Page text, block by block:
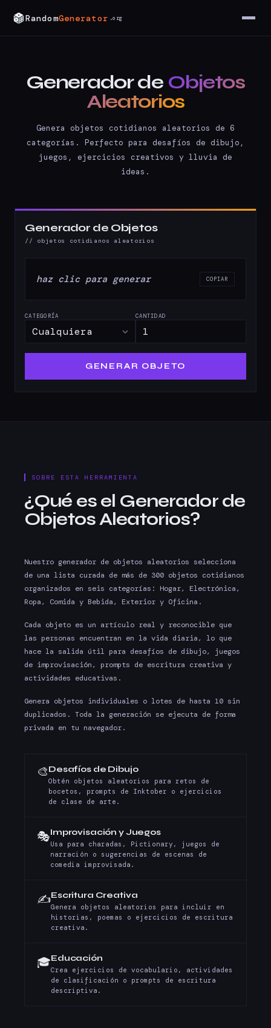
RandomGenerator .org
Generador de Objetos
Aleatorios
Genera objetos cotidianos aleatorios de 6
categorías. Perfecto para desafíos de dibujo,
juegos, ejercicios creativos y lluvia de
ideas.
Generador de Objetos
// objetos cotidianos aleatorios
haz clic para generar COPIAR
CATEGORÍA CANTIDAD
GENERAR OBJETO
SOBRE ESTA HERRAMIENTA
¿Qué es el Generador de
Objetos Aleatorios?
Nuestro generador de objetos aleatorios selecciona
de una lista curada de más de 300 objetos cotidianos
organizados en seis categorías: Hogar, Electrónica,
Ropa, Comida y Bebida, Exterior y Oficina.
Cada objeto es un artículo real y reconocible que
las personas encuentran en la vida diaria, lo que
hace la salida útil para desafíos de dibujo, juegos
de improvisación, prompts de escritura creativa y
actividades educativas.
Genera objetos individuales o lotes de hasta 10 sin
duplicados. Toda la generación se ejecuta de forma
privada en tu navegador.
🎨Desafíos de Dibujo
Obtén objetos aleatorios para retos de
bocetos, prompts de Inktober o ejercicios
de clase de arte.
🎭Improvisación y Juegos
Usa para charadas, Pictionary, juegos de
narración o sugerencias de escenas de
comedia improvisada.
✍️Escritura Creativa
Genera objetos aleatorios para incluir en
historias, poemas o ejercicios de escritura
creativa.
🎓Educación
Crea ejercicios de vocabulario, actividades
de clasificación o prompts de escritura
descriptiva.